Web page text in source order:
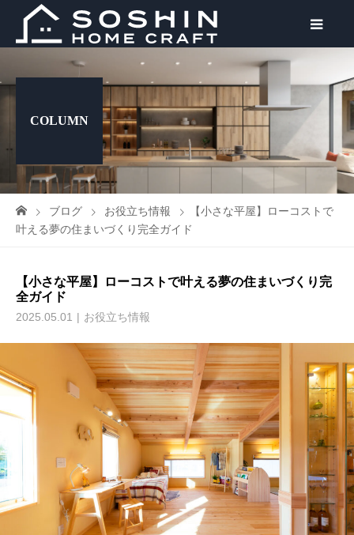
COLUMN
ブログ お役立ち情報
【小さな平屋】ローコストで
叶える夢の住まいづくり完全ガイド
【小さな平屋】ローコストで叶える夢の住まいづくり完
全ガイド
2025.05.01 お役立ち情報